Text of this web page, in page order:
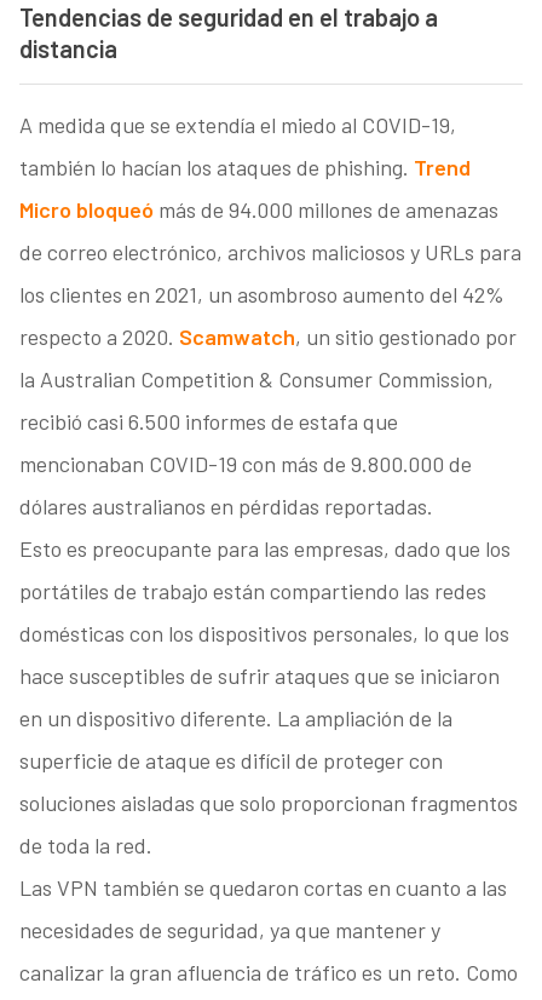
Tendencias de seguridad en el trabajo a
distancia
A medida que se extendía el miedo al COVID-19,
también lo hacían los ataques de phishing. Trend
Micro bloqueó más de 94.000 millones de amenazas
de correo electrónico, archivos maliciosos y URLs para
los clientes en 2021, un asombroso aumento del 42%
respecto a 2020. Scamwatch, un sitio gestionado por
la Australian Competition & Consumer Commission,
recibió casi 6.500 informes de estafa que
mencionaban COVID-19 con más de 9.800.000 de
dólares australianos en pérdidas reportadas.
Esto es preocupante para las empresas, dado que los
portátiles de trabajo están compartiendo las redes
domésticas con los dispositivos personales, lo que los
hace susceptibles de sufrir ataques que se iniciaron
en un dispositivo diferente. La ampliación de la
superficie de ataque es difícil de proteger con
soluciones aisladas que solo proporcionan fragmentos
de toda la red.
Las VPN también se quedaron cortas en cuanto a las
necesidades de seguridad, ya que mantener y
canalizar la gran afluencia de tráfico es un reto. Como